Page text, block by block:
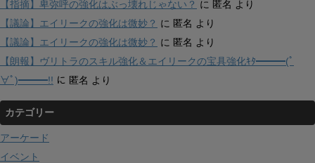
【指摘】卑弥呼の強化はぶっ壊れじゃない？ に 匿名 より
【議論】エイリークの強化は微妙？ に 匿名 より
【議論】エイリークの強化は微妙？ に 匿名 より
【朗報】ヴリトラのスキル強化＆エイリークの宝具強化ｷﾀ━━━(ﾟ
∀ﾟ)━━━!! に 匿名 より
カテゴリー
アーケード
イベント